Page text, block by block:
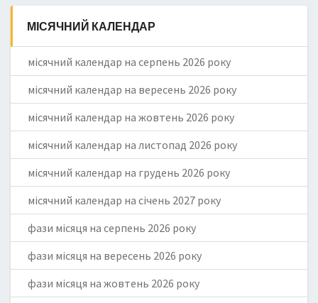
МІСЯЧНИЙ КАЛЕНДАР
місячний календар на серпень 2026 року
місячний календар на вересень 2026 року
місячний календар на жовтень 2026 року
місячний календар на листопад 2026 року
місячний календар на грудень 2026 року
місячний календар на січень 2027 року
фази місяця на серпень 2026 року
фази місяця на вересень 2026 року
фази місяця на жовтень 2026 року